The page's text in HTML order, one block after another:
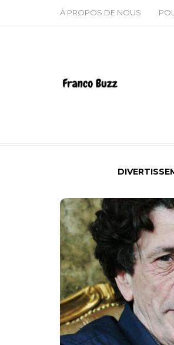
À PROPOS DE NOUS